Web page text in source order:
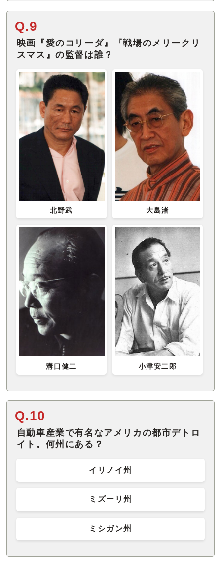
Q.9
映画『愛のコリーダ』『戦場のメリークリ
スマス』の監督は誰？
北野武 大島渚
溝口健二 小津安二郎
Q.10
自動車産業で有名なアメリカの都市デトロ
イト。何州にある？
イリノイ州
ミズーリ州
ミシガン州